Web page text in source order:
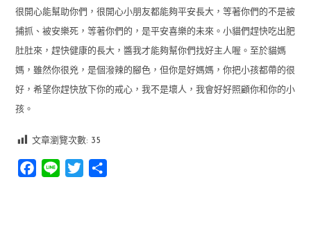
很開心能幫助你們，很開心小朋友都能夠平安長大，等著你們的不是被
捕抓、被安樂死，等著你們的，是平安喜樂的未來。小貓們趕快吃出肥
肚肚來，趕快健康的長大，醬我才能夠幫你們找好主人喔。至於貓媽
媽，雖然你很兇，是個潑辣的腳色，但你是好媽媽，你把小孩都帶的很
好，希望你趕快放下你的戒心，我不是壞人，我會好好照顧你和你的小
孩。
文章瀏覽次數: 35
Facebook
Line Twitter